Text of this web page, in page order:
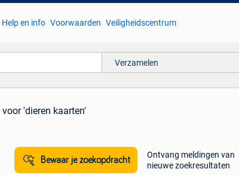
Help en info Voorwaarden Veiligheidscentrum
Verzamelen
voor 'dieren kaarten'
Bewaar je zoekopdracht
Ontvang meldingen van
nieuwe zoekresultaten